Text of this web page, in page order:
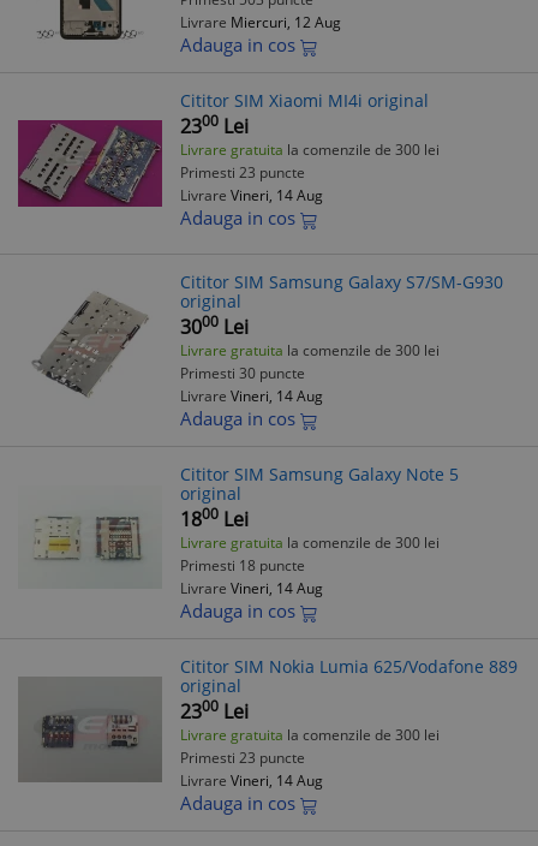
Livrare Miercuri, 12 Aug
Adauga in cos
Cititor SIM Xiaomi MI4i original
2300 Lei
Livrare gratuita la comenzile de 300 lei
Primesti 23 puncte
Livrare Vineri, 14 Aug
Adauga in cos
Cititor SIM Samsung Galaxy S7/SM-G930
original
3000 Lei
Livrare gratuita la comenzile de 300 lei
Primesti 30 puncte
Livrare Vineri, 14 Aug
Adauga in cos
Cititor SIM Samsung Galaxy Note 5
original
1800 Lei
Livrare gratuita la comenzile de 300 lei
Primesti 18 puncte
Livrare Vineri, 14 Aug
Adauga in cos
Cititor SIM Nokia Lumia 625/Vodafone 889
original
2300 Lei
Livrare gratuita la comenzile de 300 lei
Primesti 23 puncte
Livrare Vineri, 14 Aug
Adauga in cos